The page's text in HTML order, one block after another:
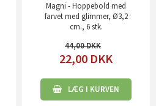
Magni - Hoppebold med
farvet med glimmer, Ø3,2
cm., 6 stk.
44,00
22,00 DKK
LÆG I KURVEN